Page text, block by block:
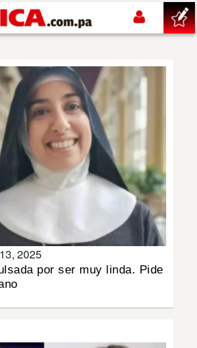
2025
por ser muy linda. Pide